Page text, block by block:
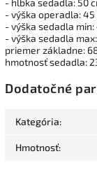
- výška operadla: 45
- výška sedadla min:
- výška sedadla
priemer základne:
hmotnosť sedadla:
Dodatočné
Kategória:
Hmotnosť: